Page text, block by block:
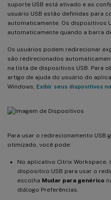
suporte USB está ativado e as
usuário USB estão definidas para
automaticamente. Os dispositivos
automaticamente quando a barra
Os usuários podem redirecionar
são redirecionados
na lista de dispositivos USB. Para
artigo de ajuda do usuário do
Windows, Exibir seus dispositivos
Para usar o redirecionamento USB
otimizado, você pode:
No aplicativo Citrix Workspace,
dispositivo USB para usar o
escolha Mudar para genérico
diálogo Preferências.